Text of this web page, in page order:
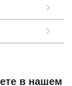
в нашем